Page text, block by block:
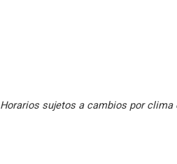
Horarios sujetos a cambios por